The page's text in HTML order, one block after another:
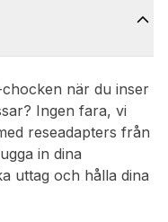
när du inser
Ingen fara, vi
reseadapters från
in dina
uttag och hålla dina